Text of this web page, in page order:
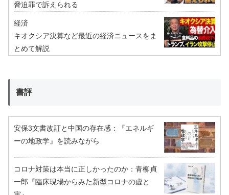
脅迫罪で訴えられる
経済
キオクシア決算など最近の経済ニュースをま
とめて解説
書評
安保3文書改訂と中国の存在感：『エネルギ
ーの地政学』を読みながら
コロナ対策は本当に正しかったのか：青柳貞
一郎『臨床現場からみた新型コロナの虚と